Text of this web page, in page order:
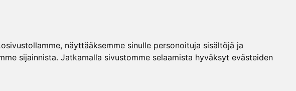
näyttääksemme sinulle personoituja sisältöjä ja
sijainnista. Jatkamalla sivustomme selaamista hyväksyt evästeiden